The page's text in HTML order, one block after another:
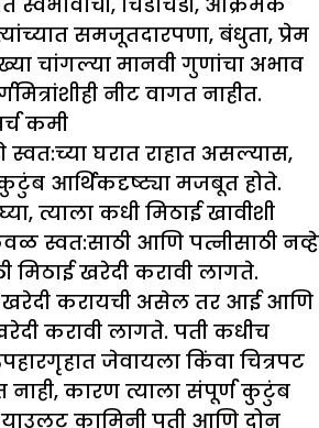
समजूतदारपणा, बंधुता, प्रेम
चांगल्या मानवी गुणांचा अभाव
नीट वागत नाहीत.
कमी
स्वत:च्या घरात राहात असल्यास,
आर्थिकदृष्ट्या मजबूत होते.
त्याला कधी मिठाई खावीशी
स्वत:साठी आणि पत्नीसाठी नव्हे
मिठाई खरेदी करावी लागते.
खरेदी करायची असेल तर आई आणि
करावी लागते. पती कधीच
जेवायला किंवा चित्रपट
कारण त्याला संपूर्ण कुटुंब
कामिनी पती आणि दोन